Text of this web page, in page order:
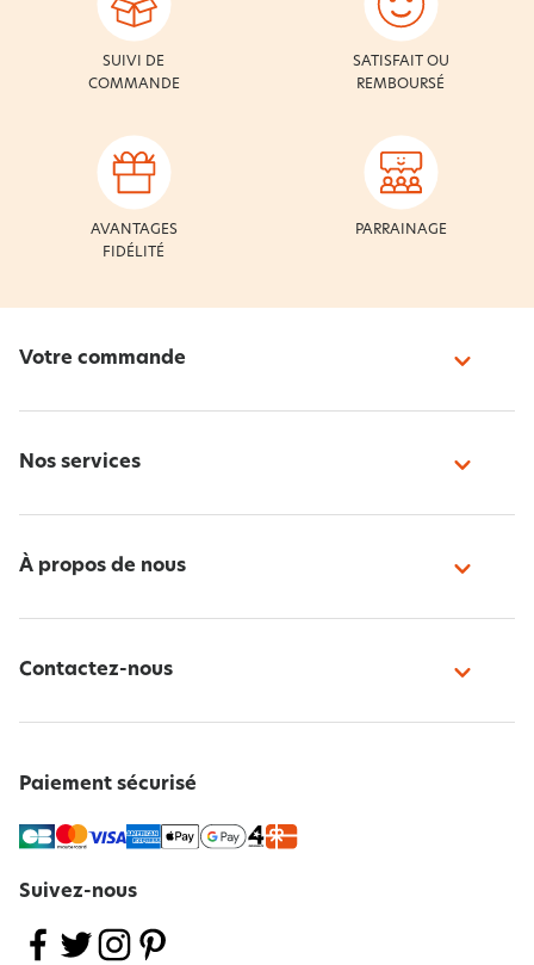
SUIVI DE
COMMANDE
SATISFAIT OU
REMBOURSÉ
AVANTAGES
FIDÉLITÉ
PARRAINAGE
Votre commande
Nos services
À propos de nous
Contactez-nous
Paiement sécurisé
Suivez-nous